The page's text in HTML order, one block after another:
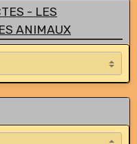
- LES
ANIMAUX